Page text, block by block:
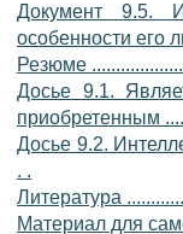
Документ 9.5.
особенности его
Резюме
Досье 9.1.
приобретенным
Досье 9.2.
. .
Литература
Материал для